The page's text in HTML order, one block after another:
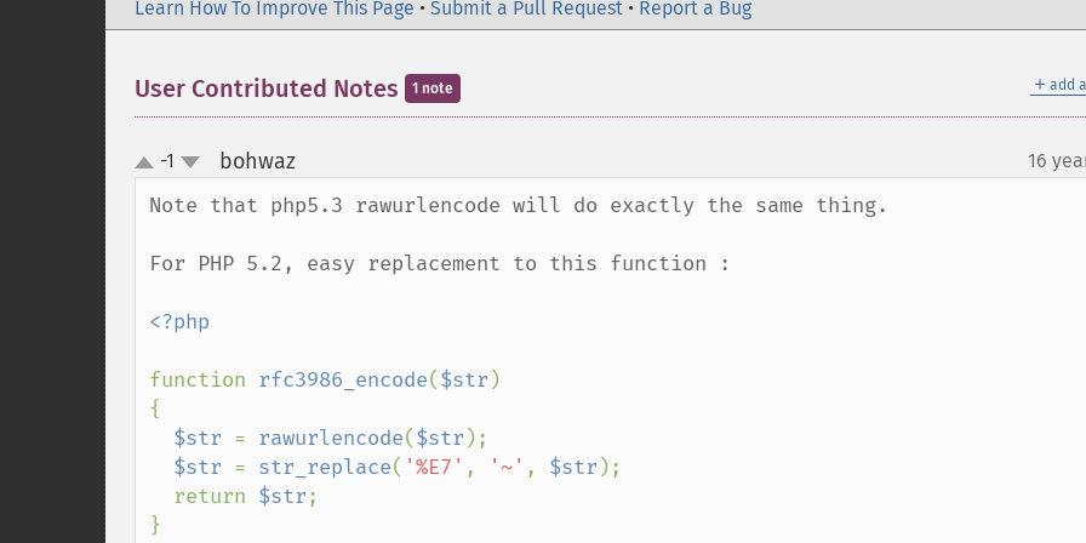
Learn How To Improve This Page • Submit a Pull Request • Report a Bug
＋ add
User Contributed Notes 1 note
up
down
-1 bohwaz¶ 16
Note that php5.3 rawurlencode will do exactly the same thing.
For PHP 5.2, easy replacement to this function :
<?php
function rfc3986_encode($str )
{
$str = rawurlencode($str );
$str = str_replace( '%E7' , '~' , $str );
  return
$str;
}